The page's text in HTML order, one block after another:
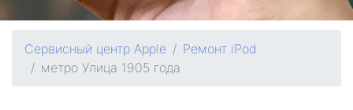
Сервисный центр Apple
Ремонт iPod
метро Улица 1905 года